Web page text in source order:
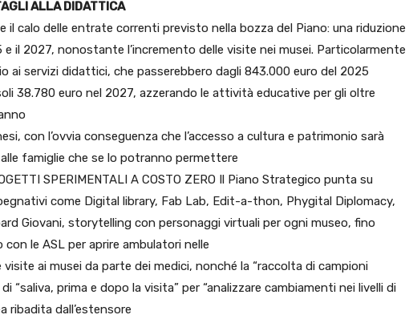
ALLA DIDATTICA
il calo delle entrate correnti previsto nella bozza del Piano: una riduzione
e il 2027, nonostante l’incremento delle visite nei musei. Particolarmente
ai servizi didattici, che passerebbero dagli 843.000 euro del 2025
38.780 euro nel 2027, azzerando le attività educative per gli oltre
con l’ovvia conseguenza che l’accesso a cultura e patrimonio sarà
famiglie che se lo potranno permettere
SPERIMENTALI A COSTO ZERO Il Piano Strategico punta su
come Digital library, Fab Lab, Edit-a-thon, Phygital Diplomacy,
Giovani, storytelling con personaggi virtuali per ogni museo, fino
con le ASL per aprire ambulatori nelle
visite ai musei da parte dei medici, nonché la “raccolta di campioni
“saliva, prima e dopo la visita” per “analizzare cambiamenti nei livelli di
ribadita dall’estensore